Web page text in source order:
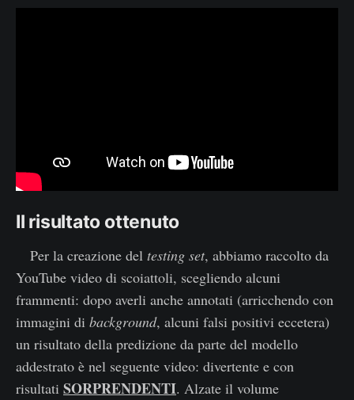
Il risultato ottenuto
Per la creazione del testing set, abbiamo raccolto da
YouTube video di scoiattoli, scegliendo alcuni
frammenti: dopo averli anche annotati (arricchendo con
immagini di background, alcuni falsi positivi eccetera)
un risultato della predizione da parte del modello
addestrato è nel seguente video: divertente e con
risultati SORPRENDENTI. Alzate il volume